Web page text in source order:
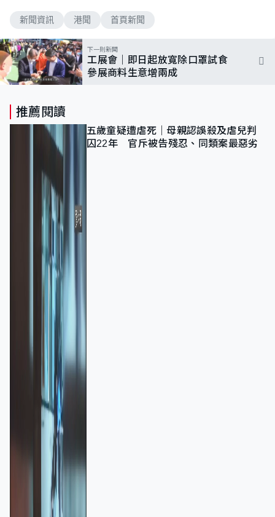
新聞資訊 港聞 首頁新聞
下一則新聞
工展會｜即日起放寬除口罩試食
參展商料生意增兩成
推薦閱讀
五歲童疑遭虐死｜母親認誤殺及虐兒判
囚22年 官斥被告殘忍、同類案最惡劣